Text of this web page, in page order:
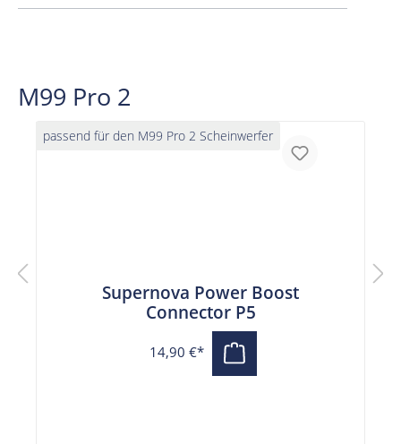
M99 Pro 2
passend für den M99 Pro 2 Scheinwerfer
Supernova Power Boost
Connector P5
14,90 €*